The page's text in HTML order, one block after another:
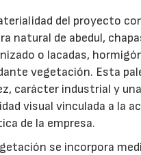
del proyecto
natural de abedul,
o lacadas,
vegetación. Esta
carácter industrial y
visual vinculada a la
de la empresa.
se incorpora